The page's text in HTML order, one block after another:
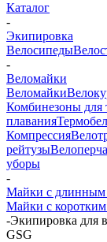
Каталог
-
Экипировка
Велосипеды
-
Веломайки
Веломайки
Комбинезоны для
плавания
Компрессия
рейтузы
уборы
-
Майки с длинным
Майки с
-Экипировка для
GSG